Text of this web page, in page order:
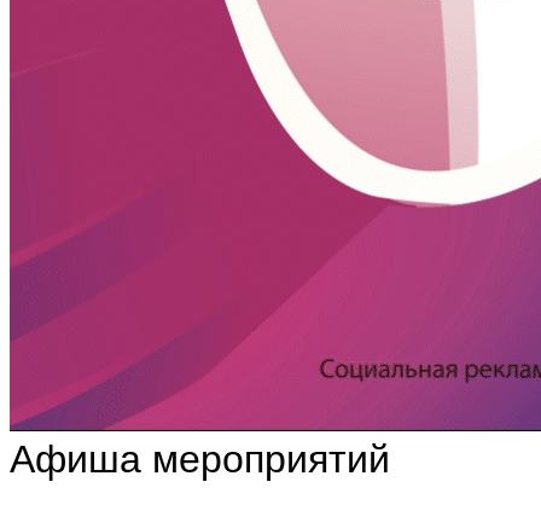
Афиша мероприятий